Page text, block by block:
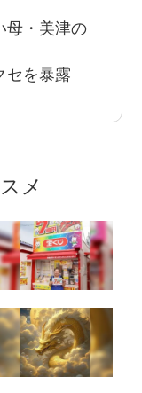
母・美津の
セを暴露
メ